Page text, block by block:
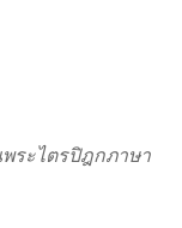
พระไตรปิฎกภาษา